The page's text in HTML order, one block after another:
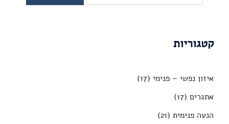
קטגוריות
איזון נפשי – פנימי (17)
אתגרים (17)
הנעה פנימית (21)